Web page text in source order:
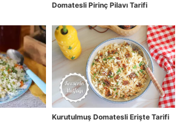
Domatesli Pirinç Pilavı Tarifi
Kurutulmuş Domatesli Erişte Tarifi